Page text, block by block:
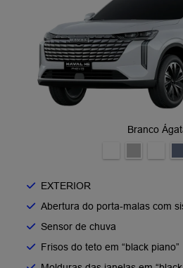
Branco
EXTERIOR
Abertura do porta-malas com
Sensor de chuva
Frisos do teto em “black piano”